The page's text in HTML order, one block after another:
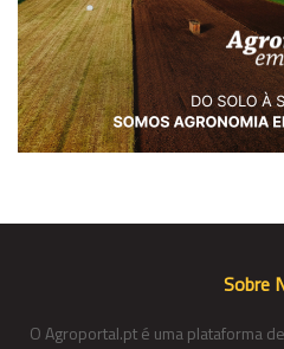
Sobre
O Agroportal.pt é uma plataforma